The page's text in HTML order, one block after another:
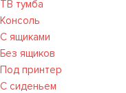
ТВ тумба
Консоль
С ящиками
Без ящиков
Под принтер
С сиденьем